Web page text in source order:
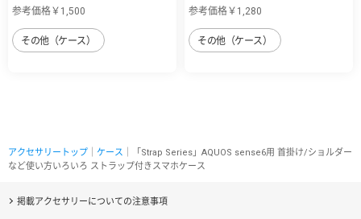
参考価格￥1,500
その他（ケース）
参考価格￥1,280
その他（ケース）
アクセサリートップ ケース ｜「Strap Series」AQUOS sense6用 首掛け/ショルダー
など使い方いろいろ ストラップ付きスマホケース
掲載アクセサリーについての注意事項